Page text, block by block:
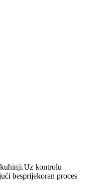
kuhinji.Uz kontrolu
besprijekoran proces